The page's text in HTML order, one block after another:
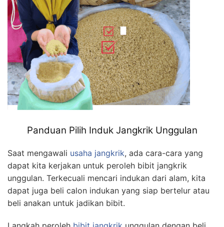
Panduan Pilih Induk Jangkrik Unggulan
Saat mengawali usaha jangkrik, ada cara-cara yang
dapat kita kerjakan untuk peroleh bibit jangkrik
unggulan. Terkecuali mencari indukan dari alam, kita
dapat juga beli calon indukan yang siap bertelur atau
beli anakan untuk jadikan bibit.